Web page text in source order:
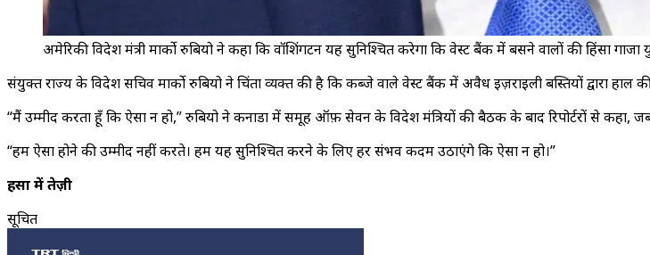
अमेरिकी विदेश मंत्री मार्को रुबियो ने कहा कि वॉशिंगटन यह सुनिश्चित करेगा कि वेस्ट बैंक में बसने वालों की हिंसा
संयुक्त राज्य के विदेश सचिव मार्को रुबियो ने चिंता व्यक्त की है कि कब्जे वाले वेस्ट बैंक में अवैध इज़राइली बस्तियों द्वारा
“मैं उम्मीद करता हूँ कि ऐसा न हो,” रुबियो ने कनाडा में समूह ऑफ़ सेवन के विदेश मंत्रियों की बैठक के बाद रिपोर्टरों से
“हम ऐसा होने की उम्मीद नहीं करते। हम यह सुनिश्चित करने के लिए हर संभव कदम उठाएंगे कि ऐसा न हो।”
हिंसा में तेज़ी
सूचित